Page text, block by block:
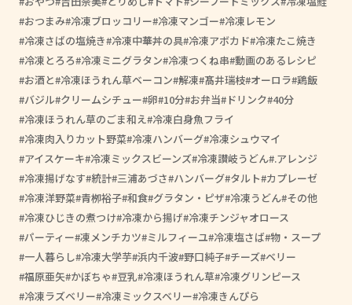
おつまみ 冷凍ブロッコリー 冷凍マンゴー 冷凍レモン
冷凍さばの塩焼き 冷凍中華丼の具 冷凍アボカド 冷凍たこ焼き
冷凍とろろ 冷凍ミニグラタン 冷凍つくね串 動画のあるレシピ
お酒と 冷凍ほうれん草ベーコン 解凍 髙井瑞枝 オーロラ 鶏飯
バジル クリームシチュー 卵 10分 お弁当 ドリンク 40分
冷凍ほうれん草のごま和え 冷凍白身魚フライ
冷凍肉入りカット野菜 冷凍ハンバーグ 冷凍シュウマイ
アイスケーキ 冷凍ミックスビーンズ 冷凍讃岐うどん .アレンジ
冷凍揚げなす 統計 三浦あづさ ハンバーグ タルト カプレーゼ
冷凍洋野菜 青栁裕子 和食 グラタン・ピザ 冷凍うどん その他
冷凍ひじきの煮つけ 冷凍から揚げ 冷凍チンジャオロース
パーティー 凍メンチカツ ミルフィーユ 冷凍塩さば 物・スープ
一人暮らし 冷凍大学芋 浜内千波 野口純子 チーズ ベリー
福原亜矢 かぼちゃ 豆乳 冷凍ほうれん草 冷凍グリンピース
冷凍ラズベリー 冷凍ミックスベリー 冷凍きんぴら